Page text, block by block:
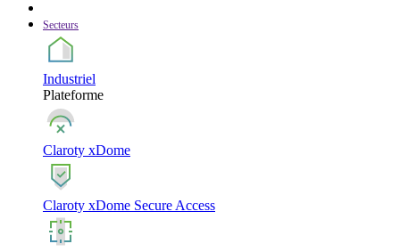
Secteurs
Industriel
Plateforme
Claroty xDome
Claroty xDome Secure Access